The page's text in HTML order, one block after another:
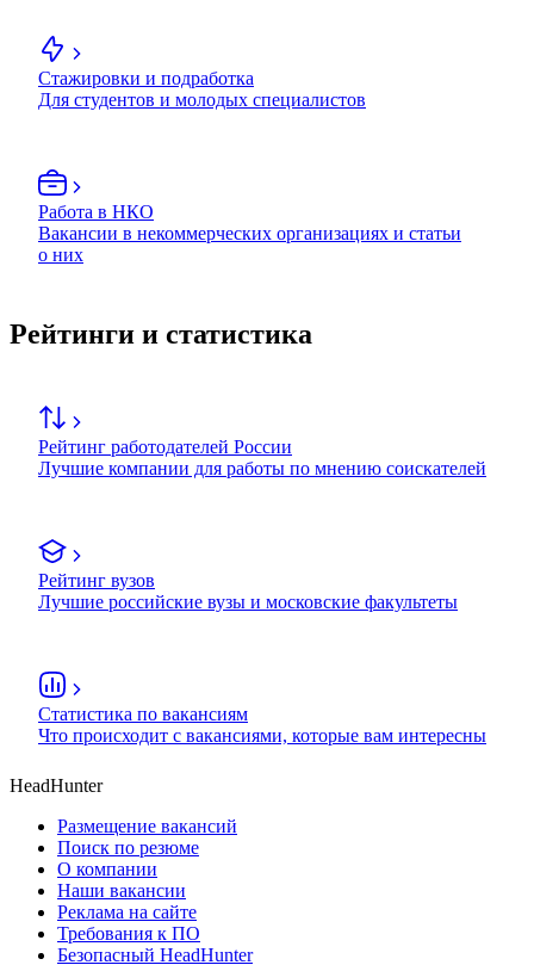
Стажировки и подработка
Для студентов и молодых специалистов
Работа в НКО
Вакансии в некоммерческих организациях и статьи
о них
Рейтинги и статистика
Рейтинг работодателей России
Лучшие компании для работы по мнению соискателей
Рейтинг вузов
Лучшие российские вузы и московские факультеты
Статистика по вакансиям
Что происходит с вакансиями, которые вам интересны
HeadHunter
Размещение вакансий
Поиск по резюме
О компании
Наши вакансии
Реклама на сайте
Требования к ПО
Безопасный HeadHunter